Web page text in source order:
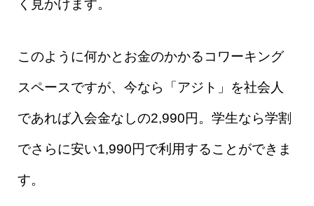
く見かけます。
このように何かとお金のかかるコワーキング
スペースですが、今なら「アジト」を社会人
であれば入会金なしの2,990円。 学生なら学割
でさらに安い1,990円で利用することができま
す。